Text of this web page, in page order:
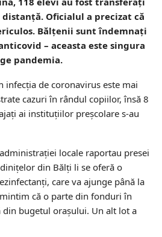
Oficialul a precizat că
Bălțenii sunt îndemnați
– aceasta este singura
pandemia.
de coronavirus este mai
cazuri în rândul copiilor, însă 8
ai instituțiilor preșcolare s-au
locale raportau presei
din Bălți li se oferă o
care va ajunge până la
că o parte din fonduri în
din bugetul orașului. Un alt lot a